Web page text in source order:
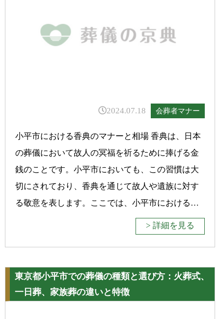
2024.07.18 会葬者マナー
小平市における香典のマナーと相場 香典は、日本
の葬儀において故人の冥福を祈るために捧げる金
銭のことです。小平市においても、この習慣は大
切にされており、香典を通じて故人や遺族に対す
る敬意を表します。ここでは、小平市における…
> 詳細を見る
東京都小平市での葬儀の種類と選び方：火葬式、
一日葬、家族葬の違いと特徴